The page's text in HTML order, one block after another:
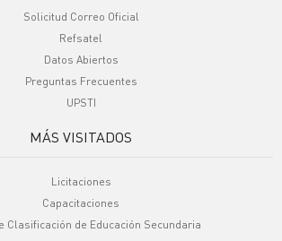
Solicitud Correo Oficial
Refsatel
Datos Abiertos
Preguntas Frecuentes
UPSTI
MÁS VISITADOS
Licitaciones
Capacitaciones
Clasificación de Educación Secundaria